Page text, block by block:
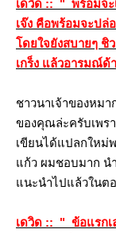
เดวิด :: " พร้อมจะ
เจ๊ง คือพร้อมจะปล่
ดยใจยังสบายๆ ชิ
เกร็ง แล้วอารมณ์
ชาวนาเจ้าของหม
ของคุณล่ะครับเพร
เขียนได้แปลกใหม่
ก้ว ผมชอบมาก นำ
นะนำไปแล้วในต
เดวิด :: " ข้อแรกเ